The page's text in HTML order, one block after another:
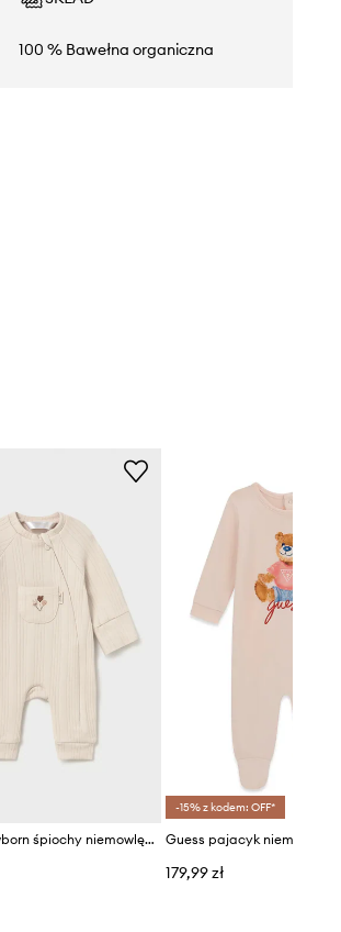
100 % Bawełna organiczna
Mayoral Newborn śpiochy niemowlęce z bawełną
-15% z kodem: OFF*
179,99 zł